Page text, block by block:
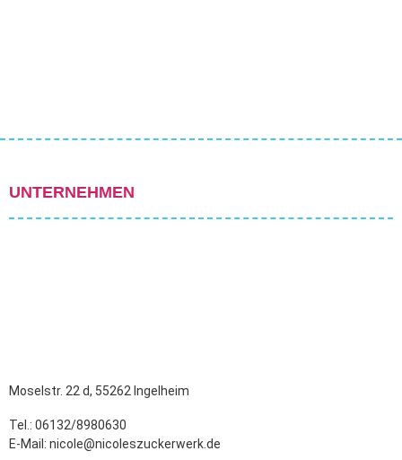
UNTERNEHMEN
Moselstr. 22 d, 55262 Ingelheim
Tel.: 06132/8980630
E-Mail: nicole@nicoleszuckerwerk.de